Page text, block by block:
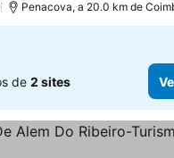
Penacova, a 20.0 km de
de 2 sites